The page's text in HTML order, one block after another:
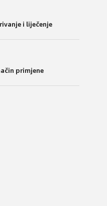
i liječenje
primjene